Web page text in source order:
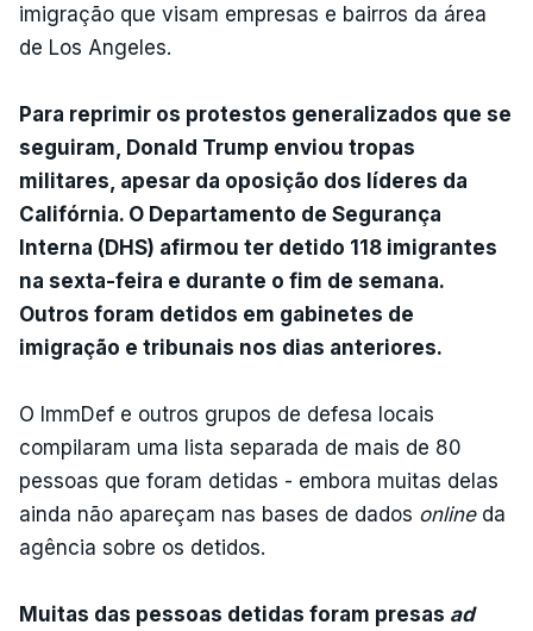
imigração que visam empresas e bairros da área
de Los Angeles.
Para reprimir os protestos generalizados que se
seguiram, Donald Trump enviou tropas
militares, apesar da oposição dos líderes da
Califórnia. O Departamento de Segurança
Interna (DHS) afirmou ter detido 118 imigrantes
na sexta-feira e durante o fim de semana.
Outros foram detidos em gabinetes de
imigração e tribunais nos dias anteriores.
O ImmDef e outros grupos de defesa locais
compilaram uma lista separada de mais de 80
pessoas que foram detidas - embora muitas delas
ainda não apareçam nas bases de dados onlineda
agência sobre os detidos.
Muitas das pessoas detidas foram presas ad